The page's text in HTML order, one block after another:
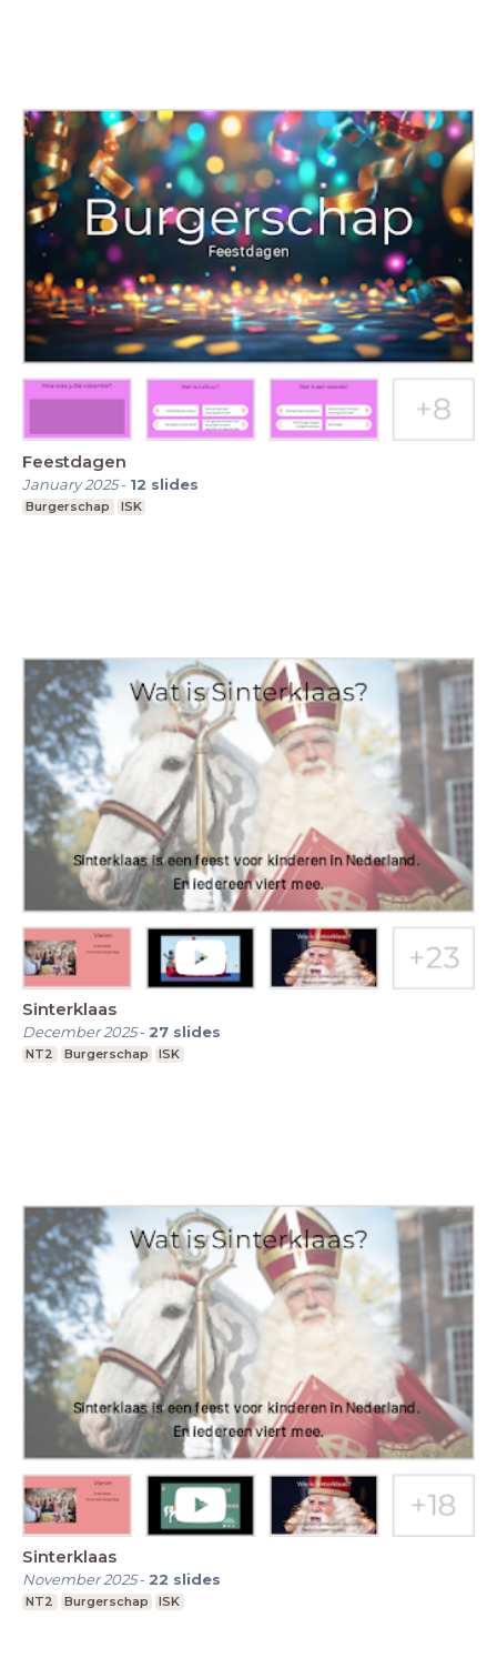
Feestdagen
January 2025- 12 slides
Burgerschap ISK
Sinterklaas
December 2025- 27 slides
NT2 Burgerschap ISK
Sinterklaas
November 2025- 22 slides
NT2 Burgerschap ISK